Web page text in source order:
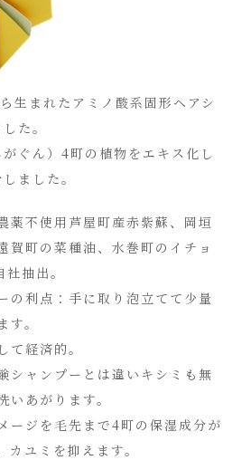
生まれたアミノ酸系固形ヘアシ
た。
ぐん）4町の植物をエキス化し
ました。
薬不使用芦屋町産赤紫蘇、岡垣
賀町の菜種油、水巻町のイチョ
抽出。
の利点：手に取り泡立てて少量
。
て経済的。
シャンプーとは違いキシミも無
いあがります。
ージを毛先まで4町の保湿成分が
カユミを抑えます。